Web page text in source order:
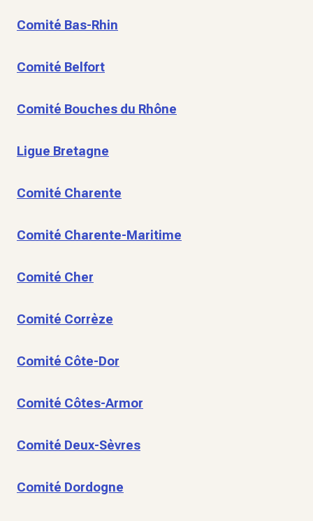
Comité Bas-Rhin
Comité Belfort
Comité Bouches du Rhône
Ligue Bretagne
Comité Charente
Comité Charente-Maritime
Comité Cher
Comité Corrèze
Comité Côte-Dor
Comité Côtes-Armor
Comité Deux-Sèvres
Comité Dordogne